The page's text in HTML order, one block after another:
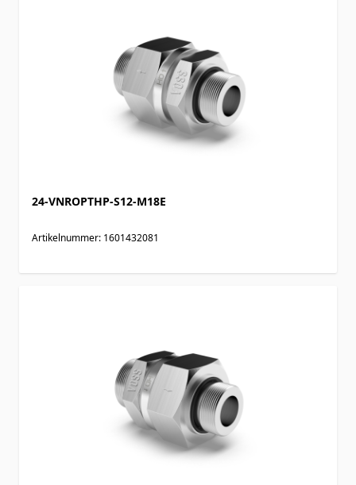
24-VNROPTHP-S12-M18E
Artikelnummer: 1601432081